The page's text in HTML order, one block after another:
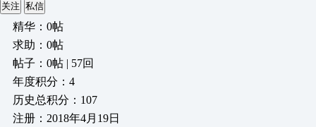
关注 私信
精华：0帖
求助：0帖
帖子：0帖 | 57回
年度积分：4
历史总积分：107
注册：2018年4月19日